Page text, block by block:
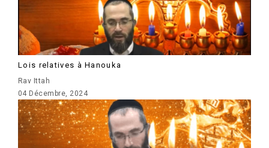
Lois relatives à Hanouka
Rav Ittah
04 Décembre, 2024